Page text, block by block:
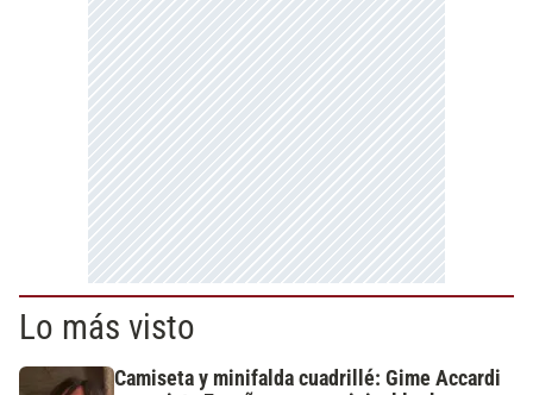
Lo más visto
Camiseta y minifalda cuadrillé: Gime Accardi